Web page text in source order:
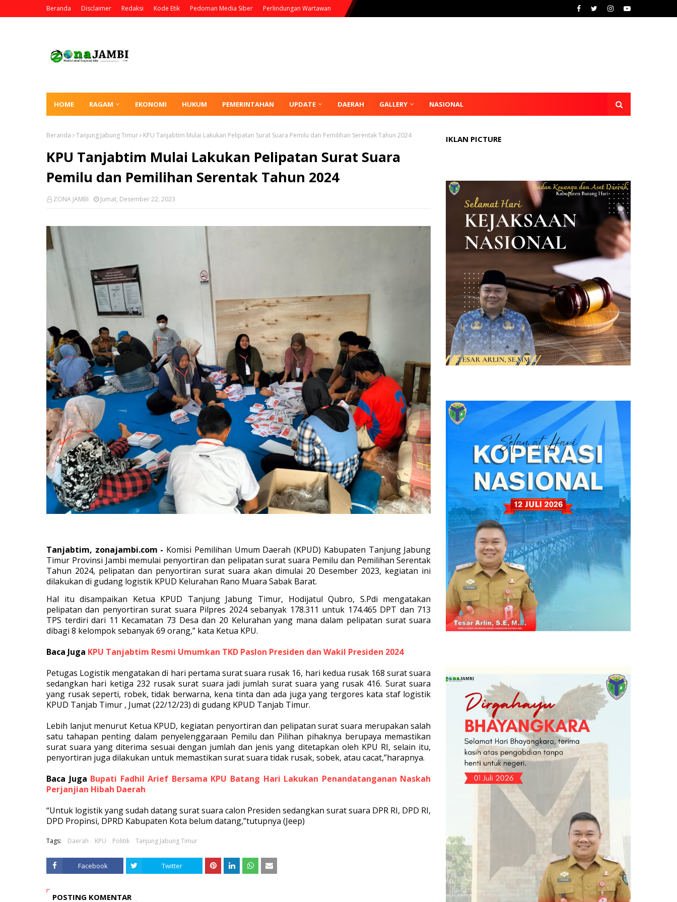
Beranda Disclaimer Redaksi Kode Etik Pedoman Media Siber Perlindungan Wartawan
HOME RAGAM EKONOMI HUKUM PEMERINTAHAN UPDATE DAERAH GALLERY NASIONAL
Beranda Tanjung Jabung Timur KPU Tanjabtim Mulai Lakukan Pelipatan Surat Suara Pemilu dan Pemilihan Serentak Tahun 2024
KPU Tanjabtim Mulai Lakukan Pelipatan Surat Suara
Pemilu dan Pemilihan Serentak Tahun 2024
ZONA JAMBI Jumat, Desember 22, 2023
Tanjabtim, zonajambi.com - Komisi Pemilihan Umum Daerah (KPUD) Kabupaten Tanjung Jabung
Timur Provinsi Jambi memulai penyortiran dan pelipatan surat suara Pemilu dan Pemilihan Serentak
Tahun 2024, pelipatan dan penyortiran surat suara akan dimulai 20 Desember 2023, kegiatan ini
dilakukan di gudang logistik KPUD Kelurahan Rano Muara Sabak Barat.
Hal itu disampaikan Ketua KPUD Tanjung Jabung Timur, Hodijatul Qubro, S.Pdi mengatakan
pelipatan dan penyortiran surat suara Pilpres 2024 sebanyak 178.311 untuk 174.465 DPT dan 713
TPS terdiri dari 11 Kecamatan 73 Desa dan 20 Kelurahan yang mana dalam pelipatan surat suara
dibagi 8 kelompok sebanyak 69 orang,” kata Ketua KPU.
Baca Juga KPU Tanjabtim Resmi Umumkan TKD Paslon Presiden dan Wakil Presiden 2024
Petugas Logistik mengatakan di hari pertama surat suara rusak 16, hari kedua rusak 168 surat suara
sedangkan hari ketiga 232 rusak surat suara jadi jumlah surat suara yang rusak 416. Surat suara
yang rusak seperti, robek, tidak berwarna, kena tinta dan ada juga yang tergores kata staf logistik
KPUD Tanjab Timur , Jumat (22/12/23) di gudang KPUD Tanjab Timur.
Lebih lanjut menurut Ketua KPUD, kegiatan penyortiran dan pelipatan surat suara merupakan salah
satu tahapan penting dalam penyelenggaraan Pemilu dan Pilihan pihaknya berupaya memastikan
surat suara yang diterima sesuai dengan jumlah dan jenis yang ditetapkan oleh KPU RI, selain itu,
penyortiran juga dilakukan untuk memastikan surat suara tidak rusak, sobek, atau cacat,”harapnya.
Baca Juga Bupati Fadhil Arief Bersama KPU Batang Hari Lakukan Penandatanganan Naskah
Perjanjian Hibah Daerah
“Untuk logistik yang sudah datang surat suara calon Presiden sedangkan surat suara DPR RI, DPD RI,
DPD Propinsi, DPRD Kabupaten Kota belum datang,”tutupnya (Jeep)
Tags: Daerah KPU Politik Tanjung Jabung Timur
Facebook Twitter
POSTING KOMENTAR
IKLAN PICTURE